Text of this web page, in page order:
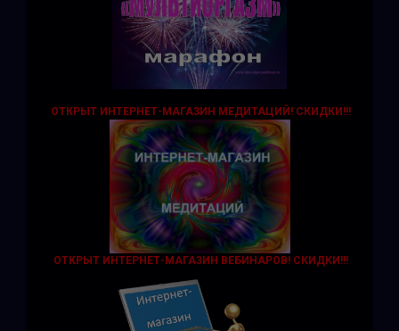
ОТКРЫТ ИНТЕРНЕТ-МАГАЗИН МЕДИТАЦИЙ! СКИДКИ!!!
ОТКРЫТ ИНТЕРНЕТ-МАГАЗИН ВЕБИНАРОВ! СКИДКИ!!!